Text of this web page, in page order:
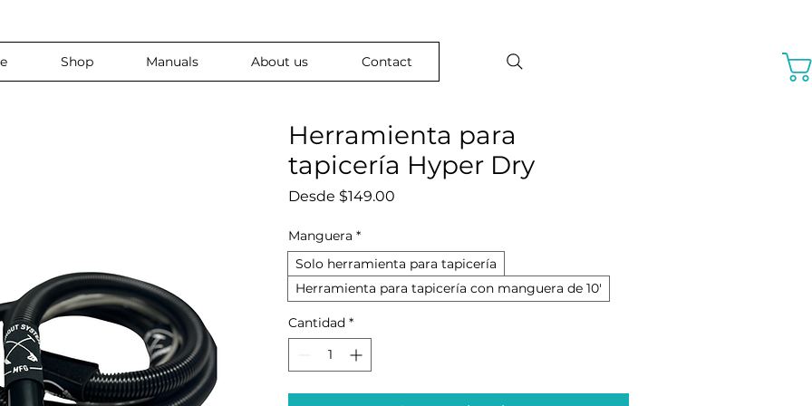
Shop Manuals About us Contact
Herramienta para
tapicería Hyper Dry
Desde $149.00
Manguera *
Solo herramienta para tapicería
Herramienta para tapicería con manguera de 10'
Cantidad *